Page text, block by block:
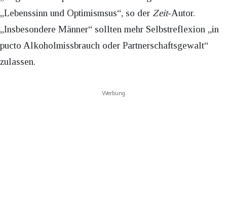
„Lebenssinn und Optimismsus“, so der Zeit-Autor.
„Insbesondere Männer“ sollten mehr Selbstreflexion „in
pucto Alkoholmissbrauch oder Partnerschaftsgewalt“
zulassen.
Werbung